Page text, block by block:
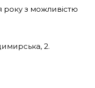
року з можливістю
2.